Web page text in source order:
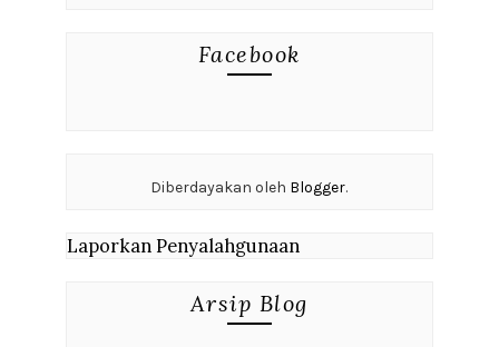
Facebook
Diberdayakan oleh Blogger.
Laporkan Penyalahgunaan
Arsip Blog